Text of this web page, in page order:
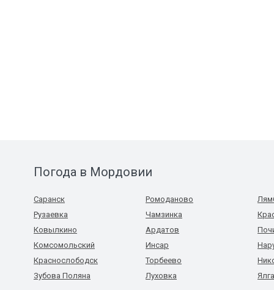
Погода в Мордовии
Саранск
Рузаевка
Ковылкино
Комсомольский
Краснослободск
Зубова Поляна
Ромоданово
Чамзинка
Ардатов
Инсар
Торбеево
Луховка
Ялга